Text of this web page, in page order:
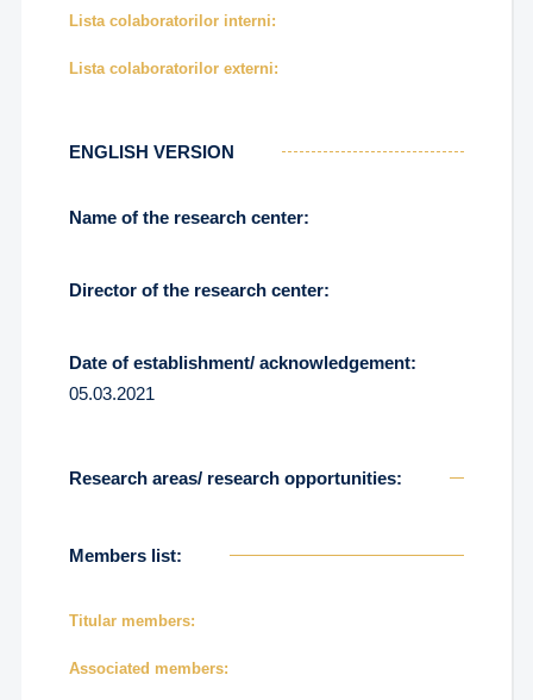
Lista colaboratorilor interni:
Lista colaboratorilor externi:
ENGLISH VERSION
Name of the research center:
Director of the research center:
Date of establishment/ acknowledgement:
05.03.2021
Research areas/ research opportunities:
Members list:
Titular members:
Associated members: